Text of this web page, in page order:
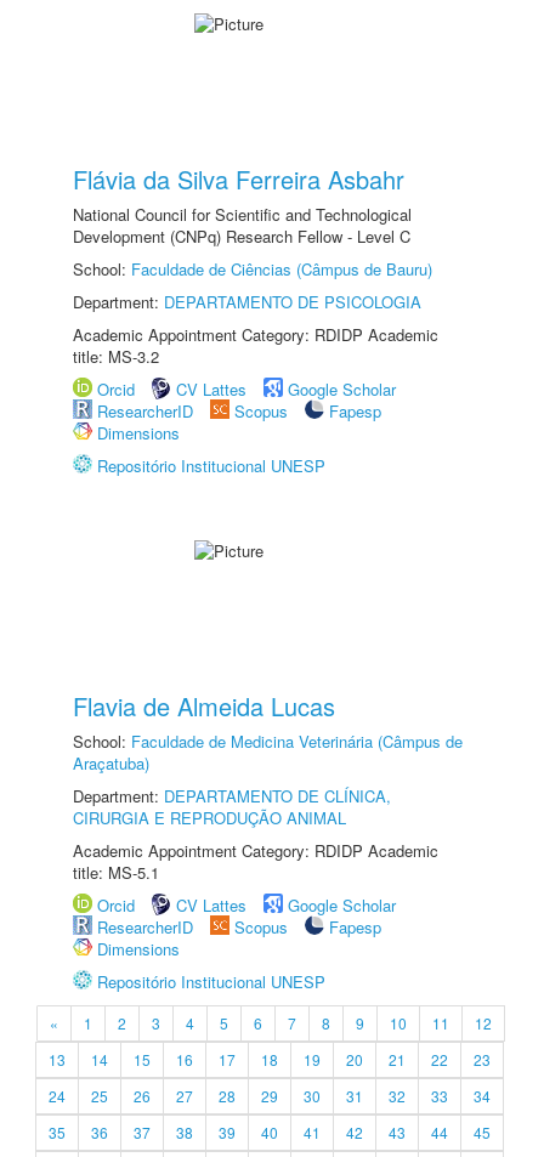
Flávia da Silva Ferreira Asbahr
National Council for Scientific and Technological
Development (CNPq) Research Fellow - Level C
School: Faculdade de Ciências (Câmpus de Bauru)
Department: DEPARTAMENTO DE PSICOLOGIA
Academic Appointment Category: RDIDP Academic
title: MS-3.2
Orcid
CV Lattes
Google Scholar
ResearcherID
Scopus
Fapesp
Dimensions
Repositório Institucional UNESP
Flavia de Almeida Lucas
School: Faculdade de Medicina Veterinária (Câmpus de
Araçatuba)
Department: DEPARTAMENTO DE CLÍNICA,
CIRURGIA E REPRODUÇÃO ANIMAL
Academic Appointment Category: RDIDP Academic
title: MS-5.1
Orcid
CV Lattes
Google Scholar
ResearcherID
Scopus
Fapesp
Dimensions
Repositório Institucional UNESP
« 1 2 3 4 5 6 7 8 9 10 11
12
13
14 15 16 17 18 19 20 21 22
23
24
25 26 27 28 29 30 31 32 33
34
35
36 37 38 39 40 41 42 43 44
45